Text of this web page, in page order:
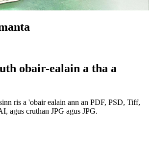
obair-ealain a tha a
ris a 'obair ealain ann an PDF, PSD, Tiff,
agus cruthan JPG agus JPG.